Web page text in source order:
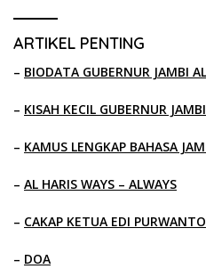
ARTIKEL PENTING
– BIODATA GUBERNUR JAMBI
– KISAH KECIL GUBERNUR
– KAMUS LENGKAP BAHASA
– AL HARIS WAYS – ALWAYS
– CAKAP KETUA EDI PURWANTO
– DOA